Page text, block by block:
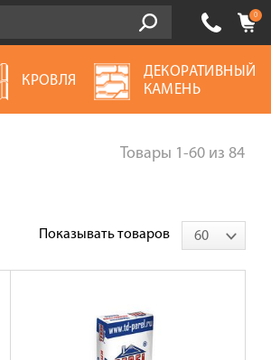
0
КРОВЛЯ
ДЕКОРАТИВНЫЙ
КАМЕНЬ
Товары 1-60из 84
Показывать товаров 60